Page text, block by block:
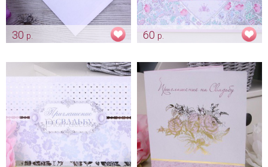
30 р.
Арт: pr_0014
60 р.